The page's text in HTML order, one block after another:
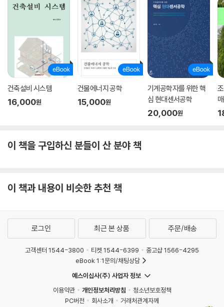
건축설비 시스템
16,000원
건물에너지 공학
15,000원
기계공학자를 위한 핵
심 현대센서공학
20,000원
이 책을 구입하신 분들이 산 분야 책
이 책과 내용이 비슷한 추천 책
로그인 최근 본 상품 주문/배송
고객센터 1544-3800 티켓 1544-6399
중고샵 1566-4295
eBook 1:1문의/채팅상담
예스이십사(주) 사업자 정보
이용약관
개인정보처리방침
청소년보호정책
PC버전
회사소개 거래처관계자께